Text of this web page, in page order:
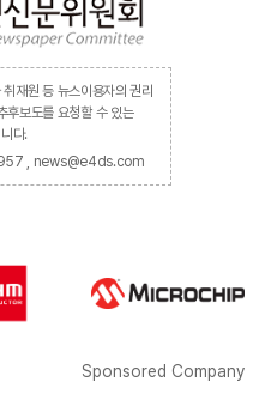
재원 등 뉴스이용자의 권리
후보도를 요청할 수 있는
다.
, news@e4ds.com
Sponsored Company